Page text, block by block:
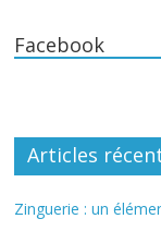
Facebook
Articles
Zinguerie : un